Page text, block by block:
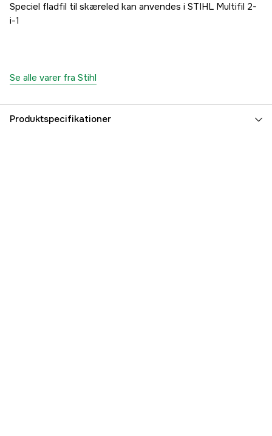
Speciel fladfil til skæreled kan anvendes i STIHL Multifil 2-
i-1
Se alle varer fra Stihl
Produktspecifikationer